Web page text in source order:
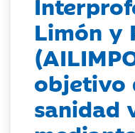
Limón y
objetivo
sanidad